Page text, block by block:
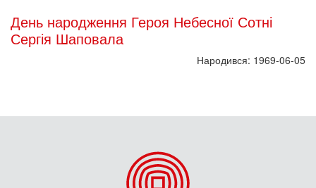
День народження Героя Небесної Сотні
Сергія Шаповала
Народився: 1969-06-05